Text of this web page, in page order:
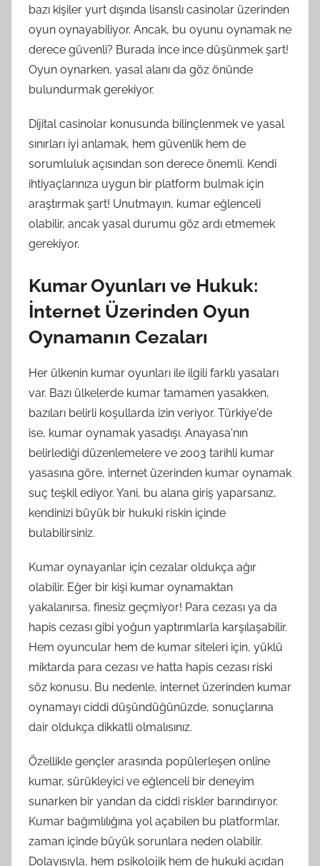
bazı kişiler yurt dışında lisanslı casinolar üzerinden
oyun oynayabiliyor. Ancak, bu oyunu oynamak ne
derece güvenli? Burada ince ince düşünmek şart!
Oyun oynarken, yasal alanı da göz önünde
bulundurmak gerekiyor.
Dijital casinolar konusunda bilinçlenmek ve yasal
sınırları iyi anlamak, hem güvenlik hem de
sorumluluk açısından son derece önemli. Kendi
ihtiyaçlarınıza uygun bir platform bulmak için
araştırmak şart! Unutmayın, kumar eğlenceli
olabilir, ancak yasal durumu göz ardı etmemek
gerekiyor.
Kumar Oyunları ve Hukuk:
İnternet Üzerinden Oyun
Oynamanın Cezaları
Her ülkenin kumar oyunları ile ilgili farklı yasaları
var. Bazı ülkelerde kumar tamamen yasakken,
bazıları belirli koşullarda izin veriyor. Türkiye'de
ise, kumar oynamak yasadışı. Anayasa'nın
belirlediği düzenlemelere ve 2003 tarihli kumar
yasasına göre, internet üzerinden kumar oynamak
suç teşkil ediyor. Yani, bu alana giriş yaparsanız,
kendinizi büyük bir hukuki riskin içinde
bulabilirsiniz.
Kumar oynayanlar için cezalar oldukça ağır
olabilir. Eğer bir kişi kumar oynamaktan
yakalanırsa, finesiz geçmiyor! Para cezası ya da
hapis cezası gibi yoğun yaptırımlarla karşılaşabilir.
Hem oyuncular hem de kumar siteleri için, yüklü
miktarda para cezası ve hatta hapis cezası riski
söz konusu. Bu nedenle, internet üzerinden kumar
oynamayı ciddi düşündüğünüzde, sonuçlarına
dair oldukça dikkatli olmalısınız.
Özellikle gençler arasında popülerleşen online
kumar, sürükleyici ve eğlenceli bir deneyim
sunarken bir yandan da ciddi riskler barındırıyor.
Kumar bağımlılığına yol açabilen bu platformlar,
zaman içinde büyük sorunlara neden olabilir.
Dolayısıyla, hem psikolojik hem de hukuki açıdan